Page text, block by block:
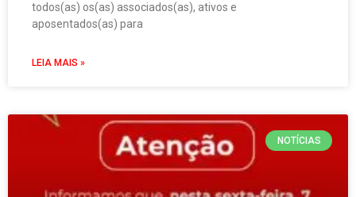
todos(as) os(as) associados(as), ativos e
aposentados(as) para
LEIA MAIS »
NOTÍCIAS